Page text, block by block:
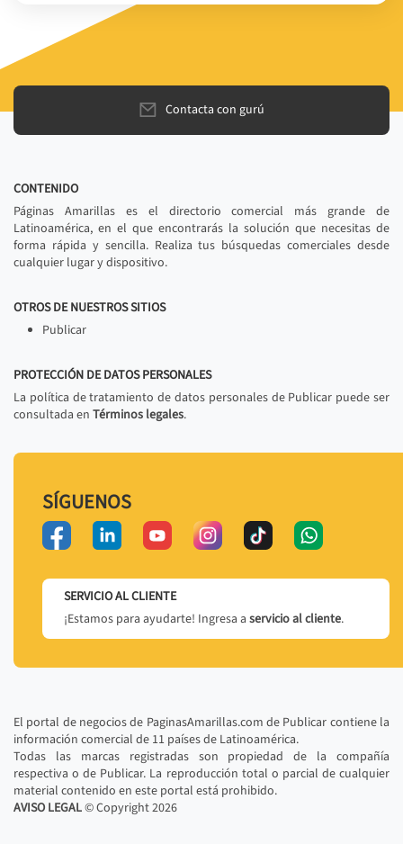
Contacta con gurú
CONTENIDO
Páginas Amarillas es el directorio comercial más grande de
Latinoamérica, en el que encontrarás la solución que necesitas de
forma rápida y sencilla. Realiza tus búsquedas comerciales desde
cualquier lugar y dispositivo.
OTROS DE NUESTROS SITIOS
Publicar
PROTECCIÓN DE DATOS PERSONALES
La política de tratamiento de datos personales de Publicar puede ser
consultada en Términos legales.
SÍGUENOS
SERVICIO AL CLIENTE
¡Estamos para ayudarte! Ingresa a servicio al cliente.
El portal de negocios de PaginasAmarillas.com de Publicar contiene la
información comercial de 11 países de Latinoamérica.
Todas las marcas registradas son propiedad de la compañía
respectiva o de Publicar. La reproducción total o parcial de cualquier
material contenido en este portal está prohibido.
AVISO LEGAL© Copyright2026